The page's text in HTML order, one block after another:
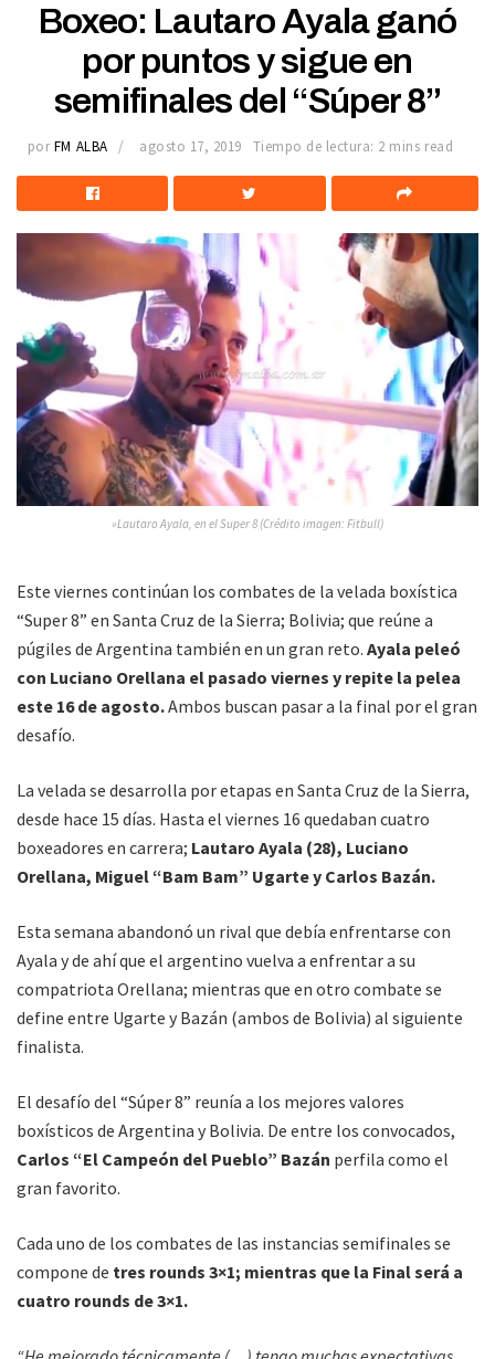
Boxeo: Lautaro Ayala ganó
por puntos y sigue en
semifinales del “Súper 8”
por FM ALBA agosto 17, 2019 Tiempo de lectura: 2 mins read
»Lautaro Ayala, en el Super 8 (Crédito imagen: Fitbull)
Este viernes continúan los combates de la velada boxística
“Super 8” en Santa Cruz de la Sierra; Bolivia; que reúne a
púgiles de Argentina también en un gran reto. Ayala peleó
con Luciano Orellana el pasado viernes y repite la pelea
este 16 de agosto.Ambos buscan pasar a la final por el gran
desafío.
La velada se desarrolla por etapas en Santa Cruz de la Sierra,
desde hace 15 días. Hasta el viernes 16 quedaban cuatro
boxeadores en carrera; Lautaro Ayala (28), Luciano
Orellana, Miguel “Bam Bam” Ugarte y Carlos Bazán.
Esta semana abandonó un rival que debía enfrentarse con
Ayala y de ahí que el argentino vuelva a enfrentar a su
compatriota Orellana; mientras que en otro combate se
define entre Ugarte y Bazán (ambos de Bolivia) al siguiente
finalista.
El desafío del “Súper 8” reunía a los mejores valores
boxísticos de Argentina y Bolivia. De entre los convocados,
Carlos “El Campeón del Pueblo” Bazán perfila como el
gran favorito.
Cada uno de los combates de las instancias semifinales se
compone de tres rounds 3×1; mientras que la Final será a
cuatro rounds de 3×1.